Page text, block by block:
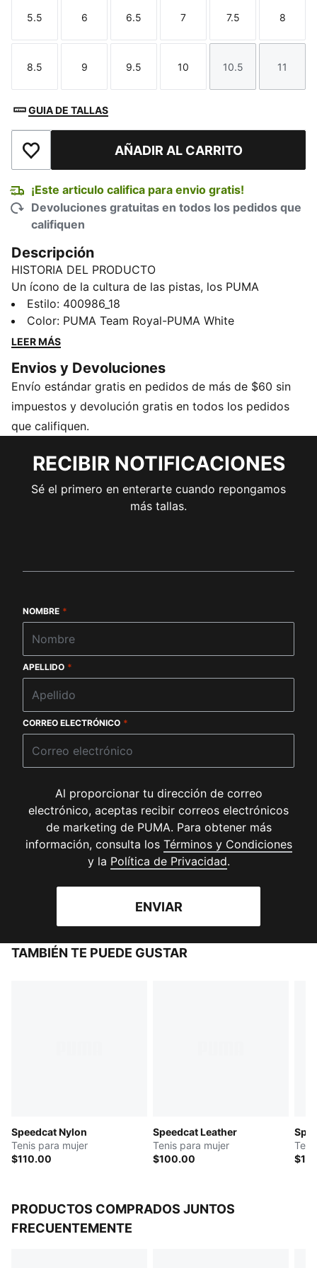
Talla
5.5
Talla
6
Talla
6.5
Talla
7
Talla
7.5
Talla
8
Talla
8.5
Talla
9
Talla
9.5
Talla
10
Talla
10.5
Talla
11
GUIA DE TALLAS
Añadir a la lista de deseosAÑADIR AL CARRITO
¡Este articulo califica para envio gratis!
Devoluciones gratuitas en todos los pedidos que
califiquen
Descripción
HISTORIA DEL PRODUCTO
Un ícono de la cultura de las pistas, los PUMA
Speedcat han sido sinónimo de velocidad, precisión y
rendimiento inigualable durante más de 25 años.
Nacieron como un estilo de Fórmula 1®, pero con el
trascendiendo las pistas de Mónaco para llegar a las
calles de las capitales de la moda alrededor del
mundo.
DETALLES
Calce regular
Cubierta de gamuza
Entresuela de goma
Suela de goma
Detalles de la marca PUMA
Estilo: 400986_18
Color: PUMA Team Royal-PUMA White
LEER MÁS
Envios y Devoluciones
Envío estándar gratis en pedidos de más de $60 sin
impuestos y devolución gratis en todos los pedidos
que califiquen.
RECIBIR NOTIFICACIONES
Sé el primero en enterarte cuando repongamos
más tallas.
NOMBRE *
APELLIDO *
CORREO ELECTRÓNICO *
Al proporcionar tu dirección de correo
electrónico, aceptas recibir correos electrónicos
de marketing de PUMA. Para obtener más
información, consulta los Términos y Condiciones(
y la Política de Privacidad(.
ENVIAR
TAMBIÉN TE PUEDE GUSTAR
Speedcat Nylon
Tenis para mujer
$110.00
Speedcat Leather
Tenis para mujer
$100.00
PRODUCTOS COMPRADOS JUNTOS
FRECUENTEMENTE